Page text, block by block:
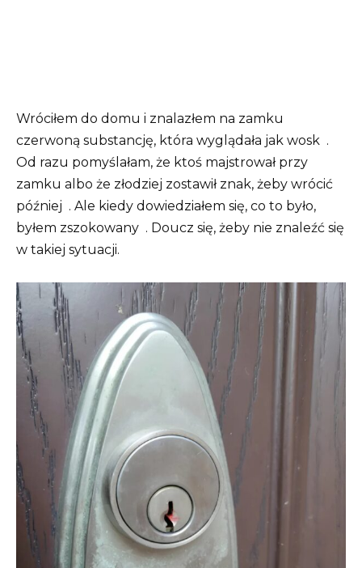
Wróciłem do domu i znalazłem na zamku
czerwoną substancję, która wyglądała jak wosk .
Od razu pomyślałam, że ktoś majstrował przy
zamku albo że złodziej zostawił znak, żeby wrócić
później . Ale kiedy dowiedziałem się, co to było,
byłem zszokowany . Doucz się, żeby nie znaleźć się
w takiej sytuacji.